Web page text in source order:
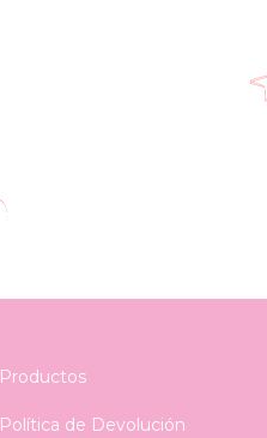
Productos
Política de Devolución